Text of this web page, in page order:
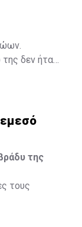
δεν ήταν
της
τους